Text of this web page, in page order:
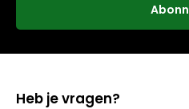
Heb je vragen?